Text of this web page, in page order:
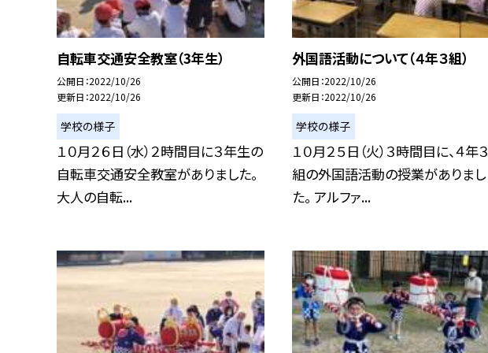
自転車交通安全教室（3年生）
公開日 2022/10/26
更新日 2022/10/26
学校の様子
１０月２６日（水）２時間目に３年生の
自転車交通安全教室がありました。
大人の自転...
外国語活動について（４年３組）
公開日 2022/10/26
更新日 2022/10/26
学校の様子
１０月２５日（火）３時間目に、４年３
組の外国語活動の授業がありまし
た。 アルファ...